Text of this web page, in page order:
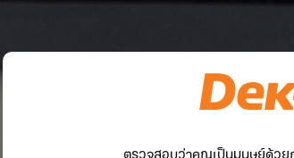
ตรวจสอบว่าคุณเป็นมนุษย์ด้วย